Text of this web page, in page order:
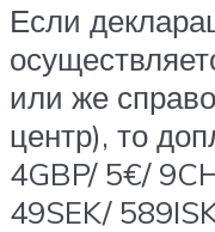
Если
или же
центр), то
4GBP/ 5€/
49SEK/